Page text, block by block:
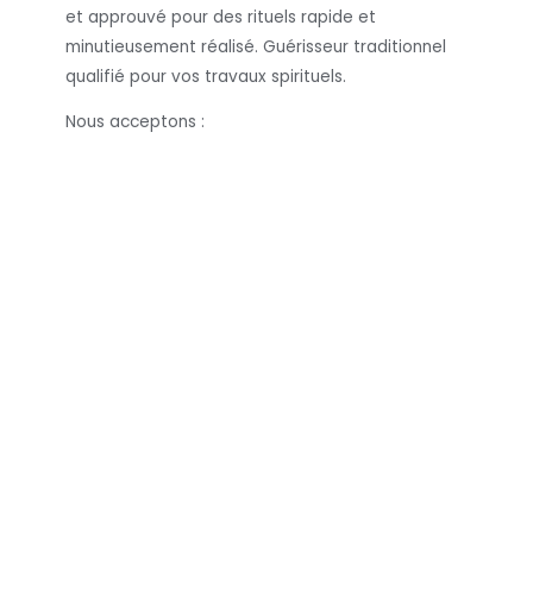
et approuvé pour des rituels rapide et
minutieusement réalisé. Guérisseur traditionnel
qualifié pour vos travaux spirituels.
Nous acceptons :